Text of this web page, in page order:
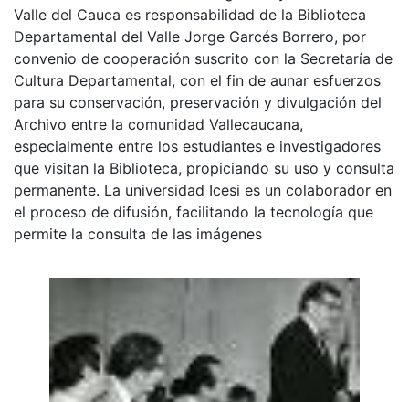
Valle del Cauca es responsabilidad de la Biblioteca
Departamental del Valle Jorge Garcés Borrero, por
convenio de cooperación suscrito con la Secretaría de
Cultura Departamental, con el fin de aunar esfuerzos
para su conservación, preservación y divulgación del
Archivo entre la comunidad Vallecaucana,
especialmente entre los estudiantes e investigadores
que visitan la Biblioteca, propiciando su uso y consulta
permanente. La universidad Icesi es un colaborador en
el proceso de difusión, facilitando la tecnología que
permite la consulta de las imágenes